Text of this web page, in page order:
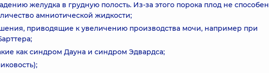
желудка в грудную полость. Из-за этого порока плод не способен
амниотической жидкости;
приводящие к увеличению производства мочи, например при
как синдром Дауна и синдром Эдвардса;